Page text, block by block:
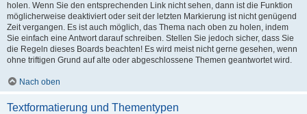
holen. Wenn Sie den entsprechenden Link nicht sehen, dann ist die Funktion
möglicherweise deaktiviert oder seit der letzten Markierung ist nicht genügend
Zeit vergangen. Es ist auch möglich, das Thema nach oben zu holen, indem
Sie einfach eine Antwort darauf schreiben. Stellen Sie jedoch sicher, dass Sie
die Regeln dieses Boards beachten! Es wird meist nicht gerne gesehen, wenn
ohne triftigen Grund auf alte oder abgeschlossene Themen geantwortet wird.
Nach oben
Textformatierung und Thementypen